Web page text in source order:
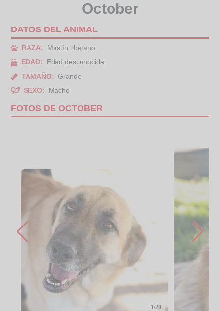
October
DATOS DEL ANIMAL
RAZA:
Mastín tibetano
EDAD:
Edad desconocida
TAMAÑO:
Grande
SEXO:
Macho
FOTOS DE OCTOBER
1/20